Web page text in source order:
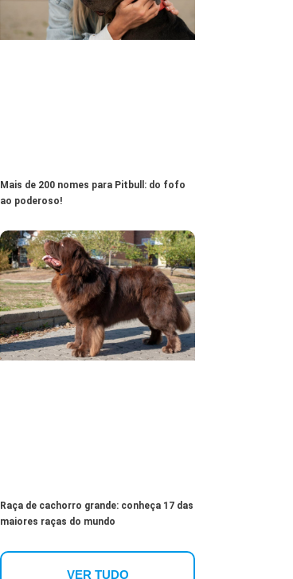
Mais de 200 nomes para Pitbull: do fofo
ao poderoso!
Raça de cachorro grande: conheça 17 das
maiores raças do mundo
VER TUDO